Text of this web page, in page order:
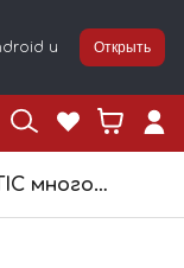
и
Открыть
Шпатлевка U-POL FANTASTIC многофункциональная ультралегкая 1,4л FANTL/2